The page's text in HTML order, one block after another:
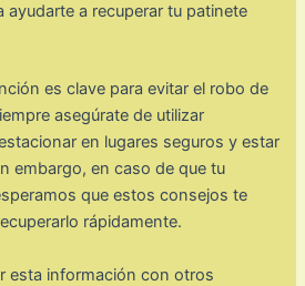
ayudarte a recuperar tu patinete
es clave para evitar el robo de
asegúrate de utilizar
en lugares seguros y estar
embargo, en caso de que tu
que estos consejos te
rápidamente.
esta información con otros